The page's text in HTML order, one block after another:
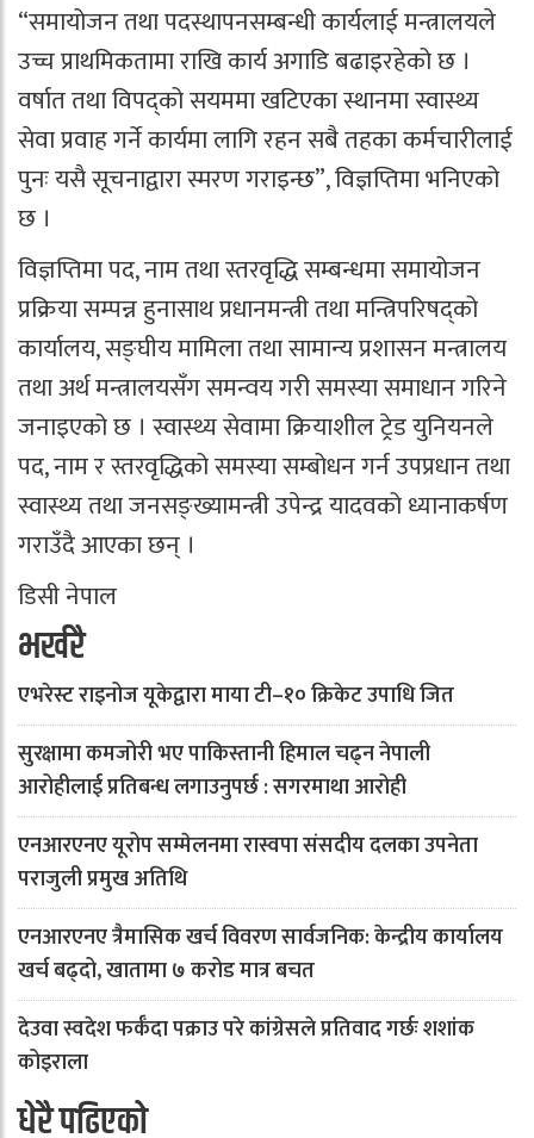
“समायोजन तथा पदस्थापनसम्बन्धी कार्यलाई मन्त्रालयले
उच्च प्राथमिकतामा राखि कार्य अगाडि बढाइरहेको छ ।
वर्षात तथा विपद्को सयममा खटिएका स्थानमा स्वास्थ्य
सेवा प्रवाह गर्ने कार्यमा लागि रहन सबै तहका कर्मचारीलाई
पुनः यसै सूचनाद्वारा स्मरण गराइन्छ”, विज्ञप्तिमा भनिएको
छ ।
विज्ञप्तिमा पद, नाम तथा स्तरवृद्धि सम्बन्धमा समायोजन
प्रक्रिया सम्पन्न हुनासाथ प्रधानमन्त्री तथा मन्त्रिपरिषद्को
कार्यालय, सङ्घीय मामिला तथा सामान्य प्रशासन मन्त्रालय
तथा अर्थ मन्त्रालयसँग समन्वय गरी समस्या समाधान गरिने
जनाइएको छ । स्वास्थ्य सेवामा क्रियाशील ट्रेड युनियनले
पद, नाम र स्तरवृद्धिको समस्या सम्बोधन गर्न उपप्रधान तथा
स्वास्थ्य तथा जनसङ्ख्यामन्त्री उपेन्द्र यादवको ध्यानाकर्षण
गराउँदै आएका छन् ।
डिसी नेपाल
भर्खरै
एभरेस्ट राइनोज यूकेद्वारा माया टी–१० क्रिकेट उपाधि जित
सुरक्षामा कमजोरी भए पाकिस्तानी हिमाल चढ्न नेपाली
आरोहीलाई प्रतिबन्ध लगाउनुपर्छ : सगरमाथा आरोही
एनआरएनए यूरोप सम्मेलनमा रास्वपा संसदीय दलका उपनेता
पराजुली प्रमुख अतिथि
एनआरएनए त्रैमासिक खर्च विवरण सार्वजनिक: केन्द्रीय कार्यालय
खर्च बढ्दो, खातामा ७ करोड मात्र बचत
देउवा स्वदेश फर्कँदा पक्राउ परे कांग्रेसले प्रतिवाद गर्छः शशांक
कोइराला
धेरै पढिएको